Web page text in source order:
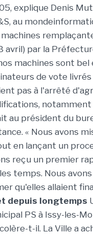
explique Denis
au
avril) par la
machines sont bel
de vote livrés
pas à l'arrêté
au président du
« Nous avons
en lançant un
reçu un premier
temps. Nous
qu'elles allaient
depuis longtemps
PS à Issy-les-
t-il. La Ville a